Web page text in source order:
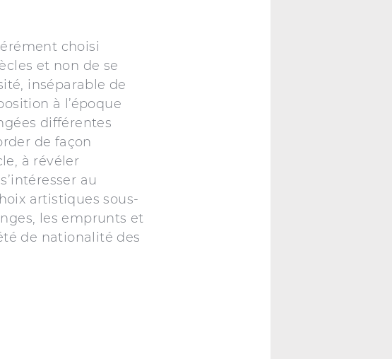
choisi
et non de se
inséparable de
à l’époque
différentes
de façon
à révéler
au
artistiques sous-
les emprunts et
de nationalité des